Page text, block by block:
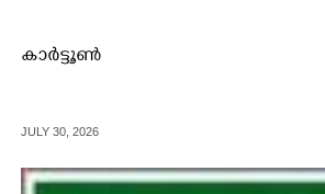
കാർട്ടൂൺ
JULY 30, 2026